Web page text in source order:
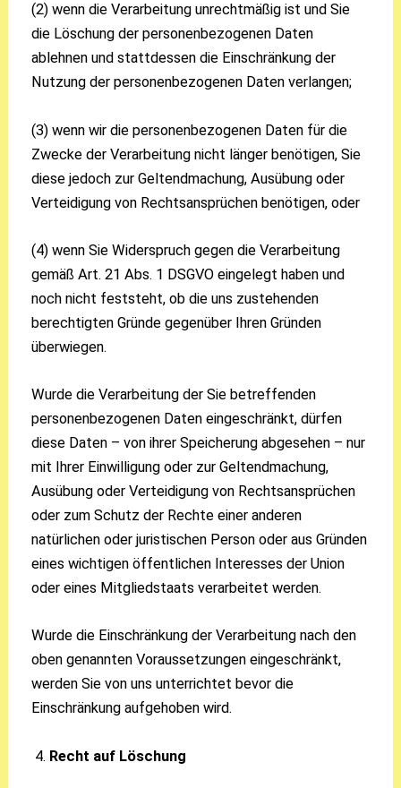
(2) wenn die Verarbeitung unrechtmäßig ist und Sie
die Löschung der personenbezogenen Daten
ablehnen und stattdessen die Einschränkung der
Nutzung der personenbezogenen Daten verlangen;
(3) wenn wir die personenbezogenen Daten für die
Zwecke der Verarbeitung nicht länger benötigen, Sie
diese jedoch zur Geltendmachung, Ausübung oder
Verteidigung von Rechtsansprüchen benötigen, oder
(4) wenn Sie Widerspruch gegen die Verarbeitung
gemäß Art. 21 Abs. 1 DSGVO eingelegt haben und
noch nicht feststeht, ob die uns zustehenden
berechtigten Gründe gegenüber Ihren Gründen
überwiegen.
Wurde die Verarbeitung der Sie betreffenden
personenbezogenen Daten eingeschränkt, dürfen
diese Daten – von ihrer Speicherung abgesehen – nur
mit Ihrer Einwilligung oder zur Geltendmachung,
Ausübung oder Verteidigung von Rechtsansprüchen
oder zum Schutz der Rechte einer anderen
natürlichen oder juristischen Person oder aus Gründen
eines wichtigen öffentlichen Interesses der Union
oder eines Mitgliedstaats verarbeitet werden.
Wurde die Einschränkung der Verarbeitung nach den
oben genannten Voraussetzungen eingeschränkt,
werden Sie von uns unterrichtet bevor die
Einschränkung aufgehoben wird.
Recht auf Löschung